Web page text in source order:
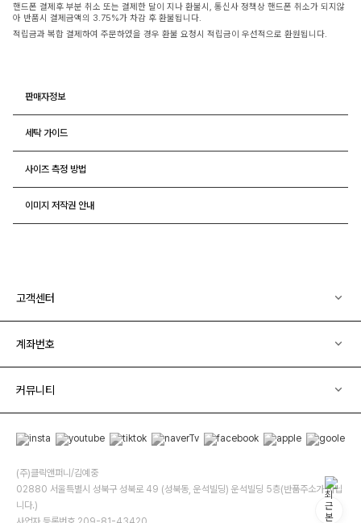
핸드폰 결제후 부분 취소 또는 결제한 달이 지나 환불시, 통신사 정책상 핸드폰 취소가 되지않
아 반품시 결제금액의 3.75%가 차감 후 환불됩니다.
적립금과 복합 결제하여 주문하였을 경우 환불 요청시 적립금이 우선적으로 환원됩니다.
판매자정보
세탁 가이드
사이즈 측정 방법
이미지 저작권 안내
고객센터
계좌번호
커뮤니티
(주)클릭앤퍼니/김예중
02880 서울특별시 성북구 성북로 49 (성북동, 운석빌딩) 운석빌딩 5층(반품주소가 아닙
니다.)